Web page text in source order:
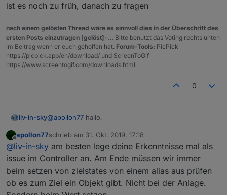
ist es noch zu früh, danach zu fragen
nach einem gelösten Thread wäre es sinnvoll dies in der Überschrift des
ersten Posts einzutragen [gelöst]-... Bitte benutzt das Voting rechts unten
im Beitrag wenn er euch geholfen hat. Forum-Tools: PicPick
https://picpick.app/en/download/ und ScreenToGif
https://www.screentogif.com/downloads.html
0
liv-in-sky@apollon77 hallo,
jetzt muss ich nochmal nachfragen - wieder das
selbe thema wie oben beschrieben
alias angelegt - aber die zuweisung ist falsch , da der
zugewiesene datenpunkt nicht existiert ( ist also so,
als ob ich ein alias angelegt hatte und nach einer
woche den zugewiesenen dp lösche - kann ja
das problem bzw verhalten ist folgendes :
Offline
apollon77schrieb am 31. Okt. 2019, 17:18
zuletzt editiert von
@liv-in-sky am besten lege deine Erkenntnisse mal als
issue im Controller an. Am Ende müssen wir immer
beim setzen von zielstates von einem alias aus prüfen
ob es zum Ziel ein Objekt gibt. Nicht bei der Anlage.